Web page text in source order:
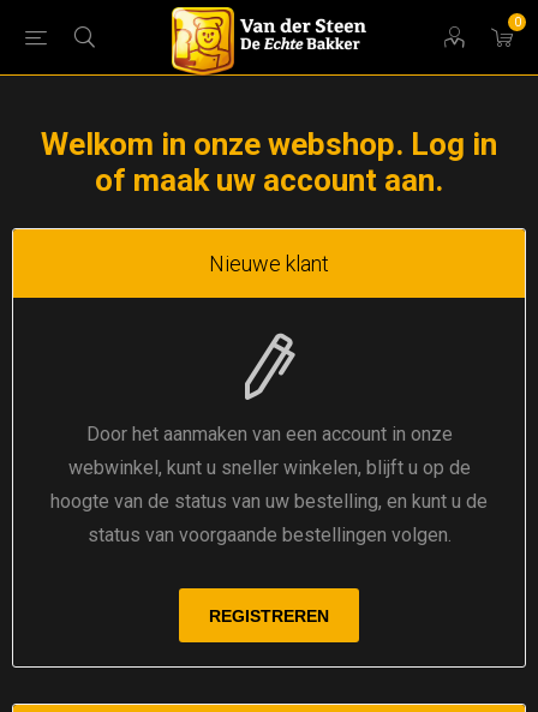
0
Welkom in onze webshop. Log in
of maak uw account aan.
Nieuwe klant
Door het aanmaken van een account in onze
webwinkel, kunt u sneller winkelen, blijft u op de
hoogte van de status van uw bestelling, en kunt u de
status van voorgaande bestellingen volgen.